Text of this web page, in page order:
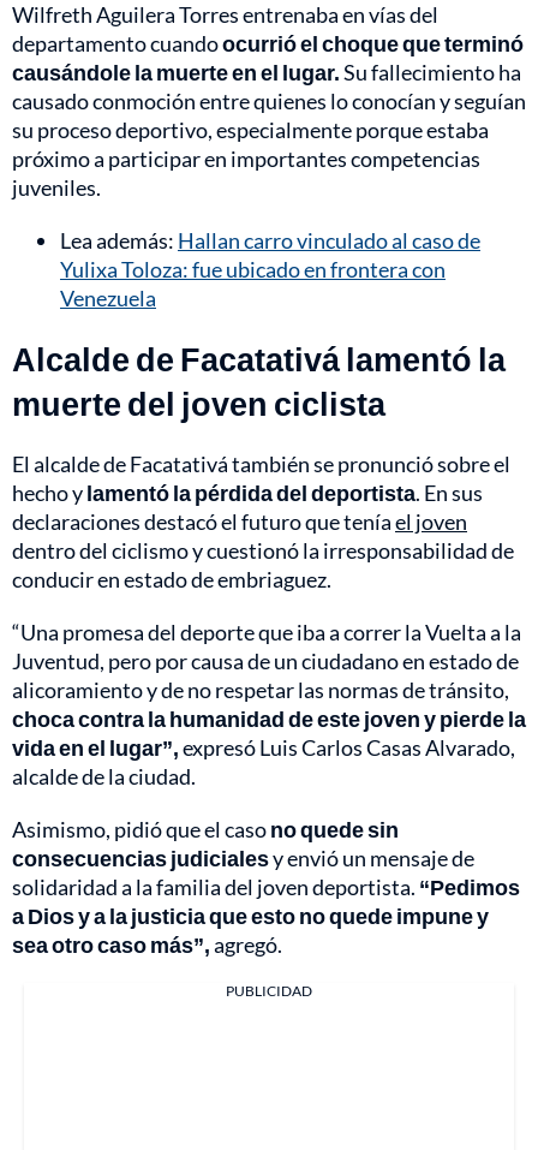
Wilfreth Aguilera Torres entrenaba en vías del
departamento cuandoocurrió el choque que terminó
causándole la muerte en el lugar.Su fallecimiento ha
causado conmoción entre quienes lo conocían y seguían
su proceso deportivo, especialmente porque estaba
próximo a participar en importantes competencias
juveniles.
Lea además: Hallan carro vinculado al caso de
Yulixa Toloza: fue ubicado en frontera con
Venezuela
Alcalde de Facatativá lamentó la
muerte del joven ciclista
El alcalde de Facatativá también se pronunció sobre el
hecho ylamentó la pérdida del deportista. En sus
declaraciones destacó el futuro que teníael joven
dentro del ciclismo y cuestionó la irresponsabilidad de
conducir en estado de embriaguez.
“Una promesa del deporte que iba a correr la Vuelta a la
Juventud, pero por causa de un ciudadano en estado de
alicoramiento y de no respetar las normas de tránsito,
choca contra la humanidad de este joven y pierde la
vida en el lugar”,expresó Luis Carlos Casas Alvarado,
alcalde de la ciudad.
Asimismo, pidió que el casono quede sin
consecuencias judicialesy envió un mensaje de
solidaridad a la familia del joven deportista. “Pedimos
a Dios y a la justicia que esto no quede impune y
sea otro caso más”,agregó.
PUBLICIDAD